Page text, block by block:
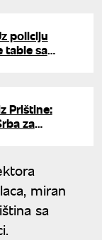
policiju
table sa
Prištine:
za
miran
sa